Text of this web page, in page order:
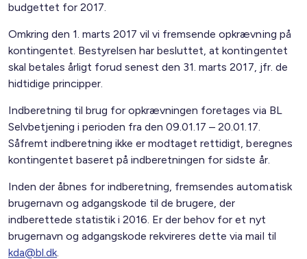
budgettet for 2017.
Omkring den 1. marts 2017 vil vi fremsende opkrævning på
kontingentet. Bestyrelsen har besluttet, at kontingentet
skal betales årligt forud senest den 31. marts 2017, jfr. de
hidtidige principper.
Indberetning til brug for opkrævningen foretages via BL
Selvbetjening i perioden fra den 09.01.17 – 20.01.17.
Såfremt indberetning ikke er modtaget rettidigt, beregnes
kontingentet baseret på indberetningen for sidste år.
Inden der åbnes for indberetning, fremsendes automatisk
brugernavn og adgangskode til de brugere, der
indberettede statistik i 2016. Er der behov for et nyt
brugernavn og adgangskode rekvireres dette via mail til
kda@bl.dk.